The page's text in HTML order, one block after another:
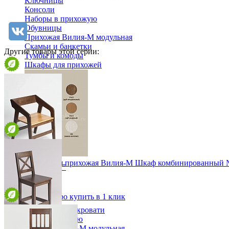
Консоли
Наборы в прихожую
Обувницы
Прихожая Вилия-М модульная
Скамьи и банкетки
Тумбы и комоды
Шкафы для прихожей
Модульная прихожая Вилия-М Шкаф комбинированный
42 612 ₽
Детская
Двухъярусные кровати
Декор в детскую
Другие товары этой серии:
Кресло "Модерн"
от 15 053 ₽
58*74*54 см
В корзину Быстро купить в 1 клик